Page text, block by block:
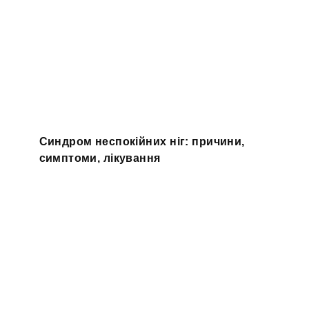
Синдром неспокійних ніг: причини,
симптоми, лікування